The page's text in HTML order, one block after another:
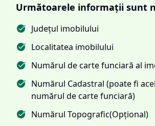
Următoarele informații sunt
Județul imobilului
Localitatea imobilului
Numărul de carte funciară al
Numărul Cadastral (poate fi
numărul de carte funciară)
Numărul Topografic(Opțional)